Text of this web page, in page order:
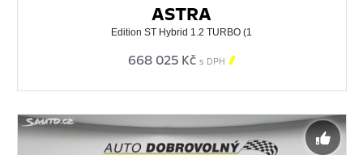
ASTRA
Edition ST Hybrid 1.2 TURBO (1
668 025 Kč s DPH 